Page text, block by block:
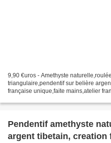
9,90 €uros - Amethyste
triangulaire,pendentif sur belière
française unique,faite mains,atelier
Pendentif amethyste
argent tibetain, creation